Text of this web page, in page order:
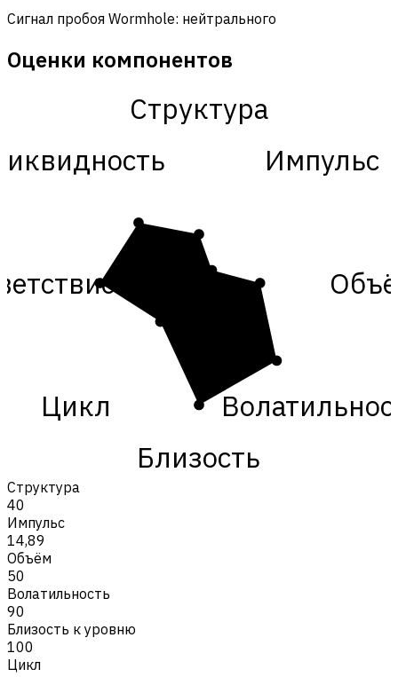
Сигнал пробоя Wormhole: нейтрального
Оценки компонентов
Структура
Импульс
Близость
Цикл
Структура
40
Импульс
14,89
Объём
50
Волатильность
90
Близость к уровню
100
Цикл